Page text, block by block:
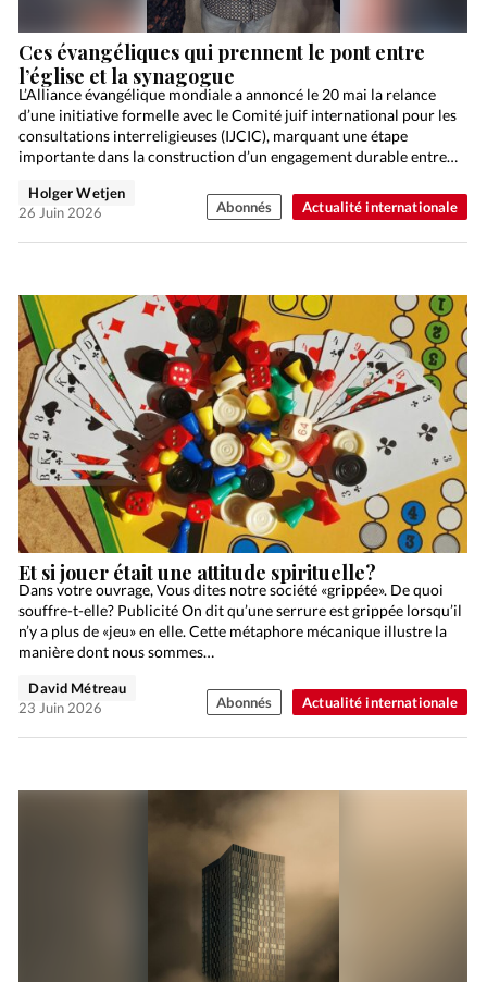
Actualité internationale
Ces évangéliques qui prennent le pont entre
l’église et la synagogue
L’Alliance évangélique mondiale a annoncé le 20 mai la relance
d’une initiative formelle avec le Comité juif international pour les
consultations interreligieuses (IJCIC), marquant une étape
importante dans la construction d’un engagement durable entre
Holger Wetjen
26 Juin 2026
Abonnés
Actualité internationale
Et si jouer était une attitude spirituelle?
Dans votre ouvrage, Vous dites notre société «grippée». De quoi
souffre-t-elle? Publicité On dit qu’une serrure est grippée lorsqu’il
n’y a plus de «jeu» en elle. Cette métaphore mécanique illustre la
manière dont nous sommes…
David Métreau
23 Juin 2026
Abonnés